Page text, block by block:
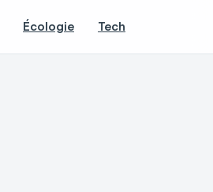
Écologie Tech